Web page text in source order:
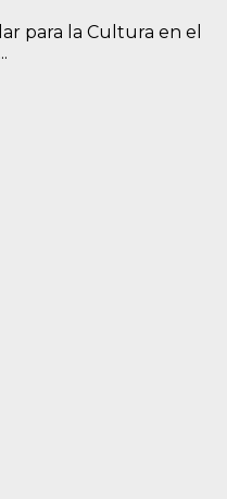
para la Cultura en el